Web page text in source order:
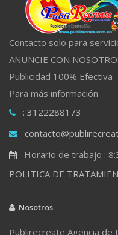
Contacto solo para
ANUNCIE CON
Publicidad 100% Efectiva
Para más información
: 3122288173
Horario de trabajo :
POLITICA DE
Nosotros
Publirecreate Agencia de